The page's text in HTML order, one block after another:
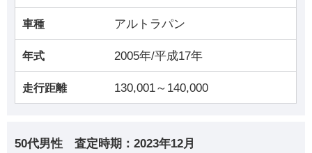
車種 アルトラパン
年式 2005年/平成17年
走行距離 130,001～140,000
50代男性 査定時期： 2023年12月